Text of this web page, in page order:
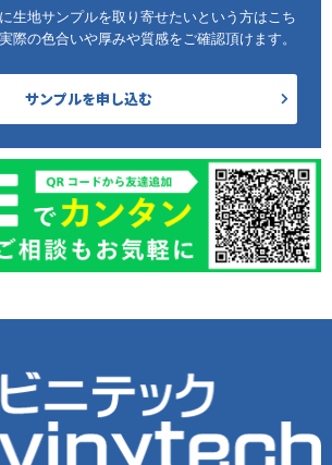
生地サンプルを取り寄せたいという方はこち
際の色合いや厚みや質感をご確認頂けます。
サンプルを申し込む